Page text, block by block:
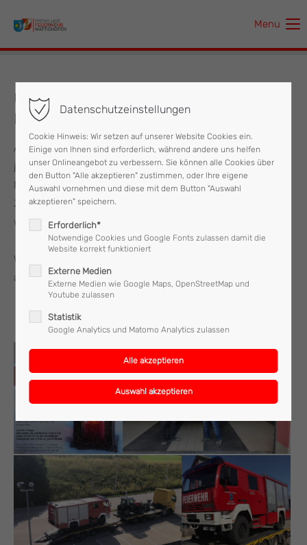
Der Eintrag "offcanvas-col1" existiert leider nicht.
Der Eintrag "offcanvas-col3" existiert leider nicht.
Der Eintrag "offcanvas-col4" existiert leider nicht.
Menu
Übergabe LFB-A BJ 1992 an neuen
Besitzer
Am 12. Juli 2021 wurde unser Steyr 10S18 4x4 nach fast 30-
jähriger Dienstzeit an seinen neuen Besitzer übergeben.
Nach derzeitigem Plan wird das Fahrzeug in den nächsten
Jahren umgebaut und eine Weltreise soll damit bewältigt
werden.
Wir wünschen viel Freude damit und sind schon auf Fotos
aus fernen Ländern gespannt
Datenschutzeinstellungen
Cookie Hinweis: Wir setzen auf unserer Website Cookies ein.
Einige von Ihnen sind erforderlich, während andere uns helfen
unser Onlineangebot zu verbessern. Sie können alle Cookies über
den Button "Alle akzeptieren" zustimmen, oder Ihre eigene
Auswahl vornehmen und diese mit dem Button "Auswahl
akzeptieren" speichern.
Erforderlich*
Notwendige Cookies und Google Fonts zulassen damit die
Website korrekt funktioniert
Externe Medien
Externe Medien wie Google Maps, OpenStreetMap und
Youtube zulassen
Statistik
Google Analytics und Matomo Analytics zulassen